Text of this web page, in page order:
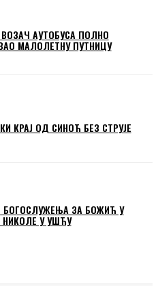
АУТОБУСА ПОЛНО
МАЛОЛЕТНУ ПУТНИЦУ
КРАЈ ОД СИНОЋ БЕЗ СТРУЈЕ
БОГОСЛУЖЕЊА ЗА БОЖИЋ У
У УШЋУ